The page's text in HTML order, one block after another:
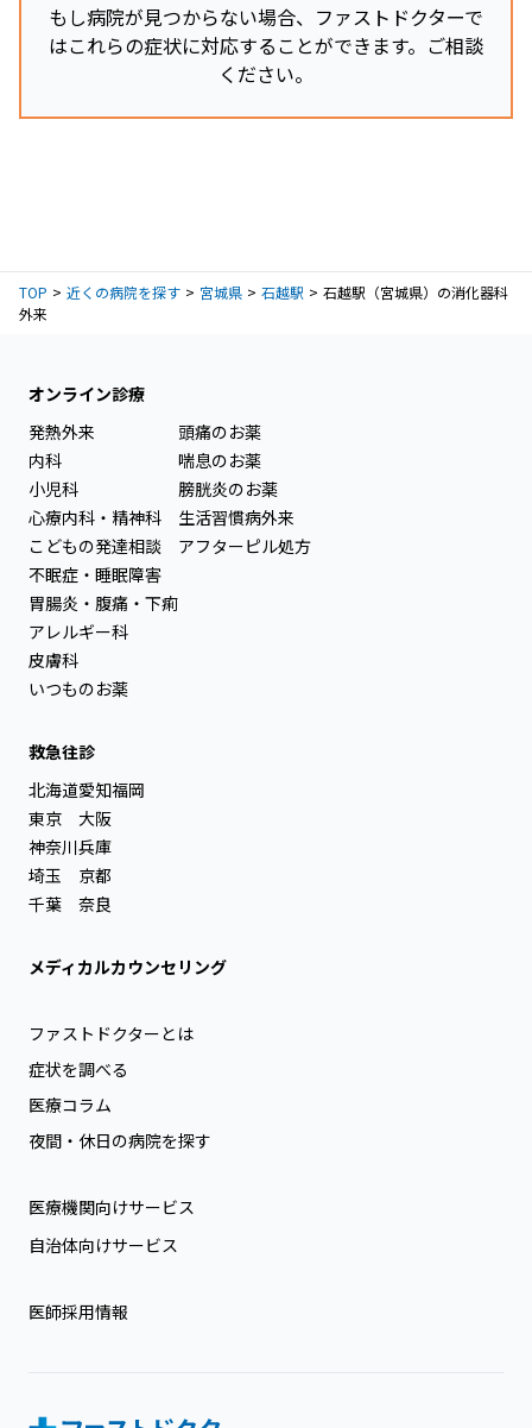
もし病院が見つからない場合、ファストドクターで
はこれらの症状に対応することができます。ご相談
ください。
TOP 近くの病院を探す 宮城県 石越駅
石越駅（宮城県）の消化器科
外来
オンライン診療
発熱外来
内科
小児科
心療内科・精神科
こどもの発達相談
不眠症・睡眠障害
胃腸炎・腹痛・下痢
アレルギー科
皮膚科
いつものお薬
頭痛のお薬
喘息のお薬
膀胱炎のお薬
生活習慣病外来
アフターピル処方
救急往診
北海道
東京
神奈川
埼玉
千葉
愛知
大阪
兵庫
京都
奈良
福岡
メディカルカウンセリング
ファストドクターとは
症状を調べる
医療コラム
夜間・休日の病院を探す
医療機関向けサービス
自治体向けサービス
医師採用情報